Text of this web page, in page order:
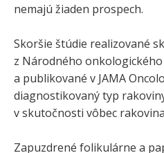
nemajú žiaden prospech.
Skoršie štúdie realizované
z Národného
a publikované v JAMA
diagnostikovaný typ
v skutočnosti vôbec
Zapuzdrené folikulárne a